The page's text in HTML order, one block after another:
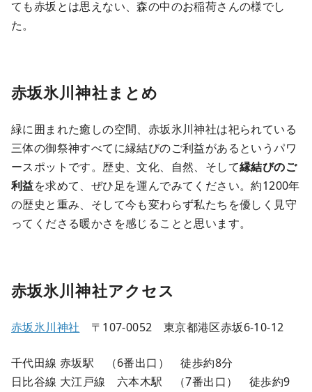
ても赤坂とは思えない、森の中のお稲荷さんの様でし
た。
赤坂氷川神社まとめ
緑に囲まれた癒しの空間、赤坂氷川神社は祀られている
三体の御祭神すべてに縁結びのご利益があるというパワ
ースポットです。歴史、文化、自然、そして縁結びのご
利益を求めて、ぜひ足を運んでみてください。約1200年
の歴史と重み、そして今も変わらず私たちを優しく見守
ってくださる暖かさを感じることと思います。
赤坂氷川神社アクセス
赤坂氷川神社 〒107-0052 東京都港区赤坂6-10-12
千代田線 赤坂駅 （6番出口） 徒歩約8分
日比谷線 大江戸線 六本木駅 （7番出口） 徒歩約9